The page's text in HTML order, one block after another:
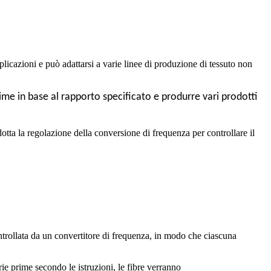
e può adattarsi a varie linee di produzione di tessuto non
in base al rapporto specificato e produrre vari prodotti
la regolazione della conversione di frequenza per controllare il
da un convertitore di frequenza, in modo che ciascuna
prime secondo le istruzioni, le fibre verranno